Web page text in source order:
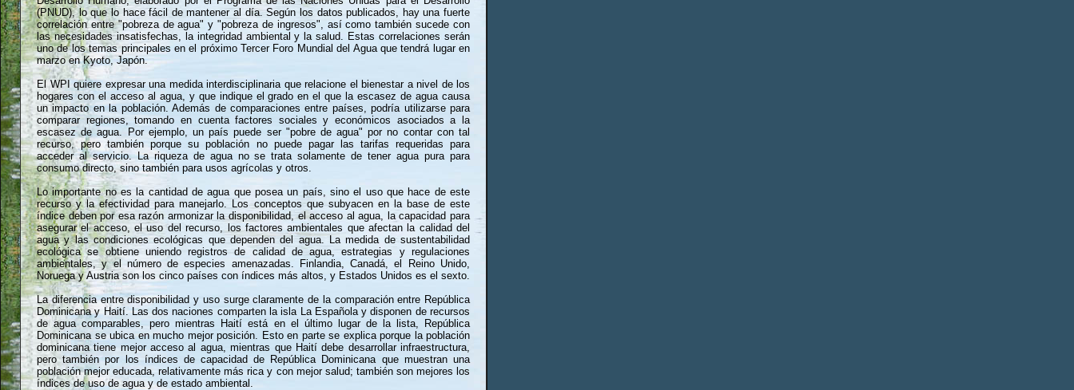
(PNUD), lo que lo hace fácil de mantener al día. Según los datos publicados, hay una fuerte
correlación entre "pobreza de agua" y "pobreza de ingresos", así como también sucede con
las necesidades insatisfechas, la integridad ambiental y la salud. Estas correlaciones serán
uno de los temas principales en el próximo Tercer Foro Mundial del Agua que tendrá lugar en
marzo en Kyoto, Japón.
El WPI quiere expresar una medida interdisciplinaria que relacione el bienestar a nivel de los
hogares con el acceso al agua, y que indique el grado en el que la escasez de agua causa
un impacto en la población. Además de comparaciones entre países, podría utilizarse para
comparar regiones, tomando en cuenta factores sociales y económicos asociados a la
escasez de agua. Por ejemplo, un país puede ser "pobre de agua" por no contar con tal
recurso, pero también porque su población no puede pagar las tarifas requeridas para
acceder al servicio. La riqueza de agua no se trata solamente de tener agua pura para
consumo directo, sino también para usos agrícolas y otros.
Lo importante no es la cantidad de agua que posea un país, sino el uso que hace de este
recurso y la efectividad para manejarlo. Los conceptos que subyacen en la base de este
índice deben por esa razón armonizar la disponibilidad, el acceso al agua, la capacidad para
asegurar el acceso, el uso del recurso, los factores ambientales que afectan la calidad del
agua y las condiciones ecológicas que dependen del agua. La medida de sustentabilidad
ecológica se obtiene uniendo registros de calidad de agua, estrategias y regulaciones
ambientales, y el número de especies amenazadas. Finlandia, Canadá, el Reino Unido,
Noruega y Austria son los cinco países con índices más altos, y Estados Unidos es el sexto.
La diferencia entre disponibilidad y uso surge claramente de la comparación entre República
Dominicana y Haití. Las dos naciones comparten la isla La Española y disponen de recursos
de agua comparables, pero mientras Haití está en el último lugar de la lista, República
Dominicana se ubica en mucho mejor posición. Esto en parte se explica porque la población
dominicana tiene mejor acceso al agua, mientras que Haití debe desarrollar infraestructura,
pero también por los índices de capacidad de República Dominicana que muestran una
población mejor educada, relativamente más rica y con mejor salud; también son mejores los
índices de uso de agua y de estado ambiental.